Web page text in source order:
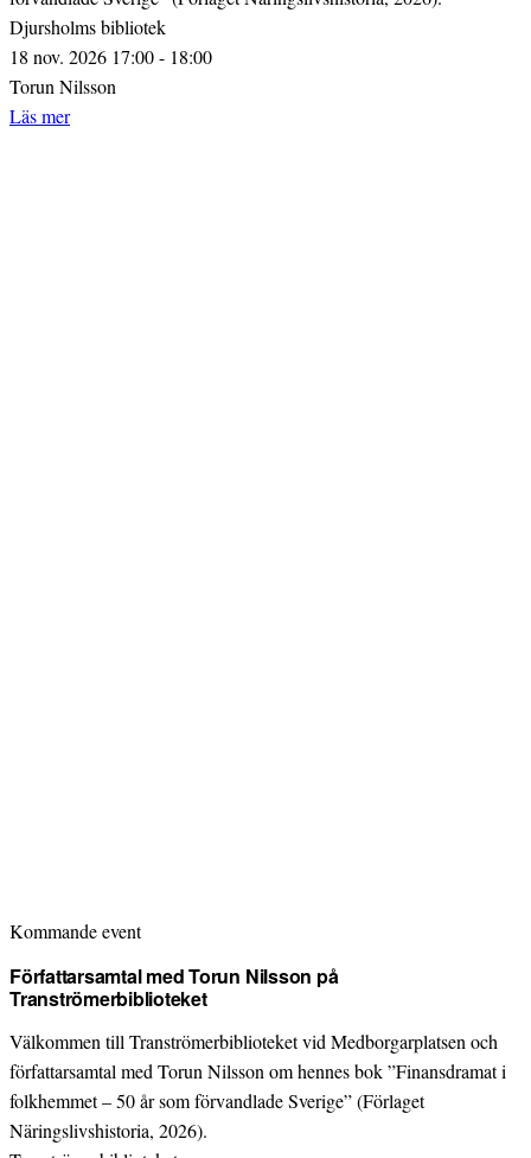
Djursholms bibliotek
18 nov. 2026 17:00 - 18:00
Torun Nilsson
Läs mer
Kommande event
Författarsamtal med Torun Nilsson på
Tranströmerbiblioteket
Välkommen till Tranströmerbiblioteket vid Medborgarplatsen och
författarsamtal med Torun Nilsson om hennes bok ”Finansdramat i
folkhemmet – 50 år som förvandlade Sverige” (Förlaget
Näringslivshistoria, 2026).